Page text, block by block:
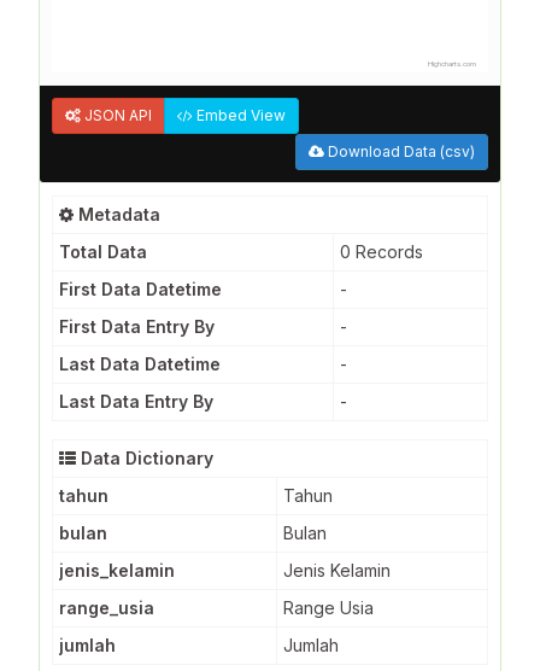
Highcharts.com
JSON API
Embed View
Download Data (csv)
Metadata
Total Data
0 Records
First Data Datetime
-
First Data Entry By
-
Last Data Datetime
-
Last Data Entry By
-
Data Dictionary
tahun
Tahun
bulan
Bulan
jenis_kelamin
Jenis Kelamin
range_usia
Range Usia
jumlah
Jumlah